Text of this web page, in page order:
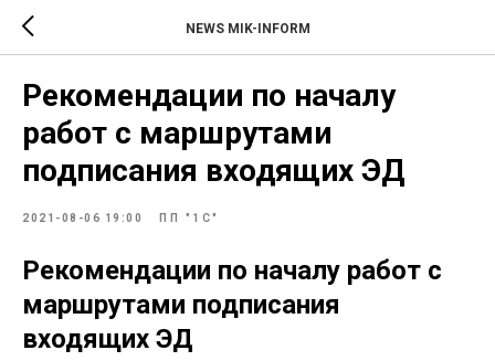
NEWS MIK-INFORM
Рекомендации по началу
работ с маршрутами
подписания входящих ЭД
2021-08-06 19:00 ПП "1С"
Рекомендации по началу работ с
маршрутами подписания
входящих ЭД